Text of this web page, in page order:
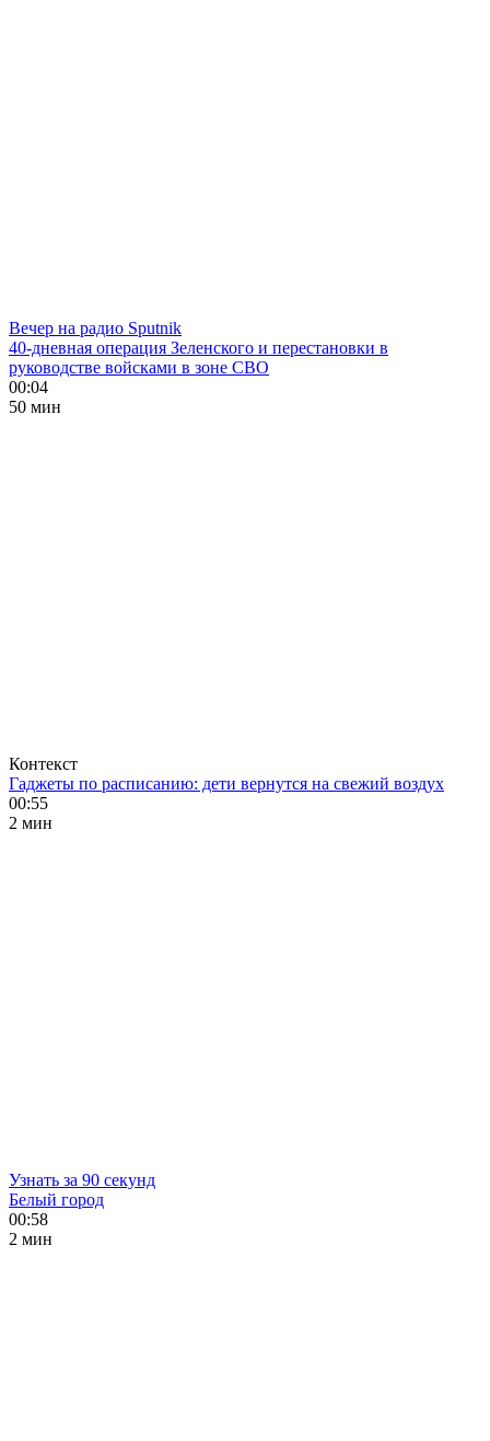
Вечер на радио Sputnik
40-дневная операция Зеленского и перестановки в
руководстве войсками в зоне СВО
00:04
50 мин
Контекст
Гаджеты по расписанию: дети вернутся на свежий воздух
00:55
2 мин
Узнать за 90 секунд
Белый город
00:58
2 мин